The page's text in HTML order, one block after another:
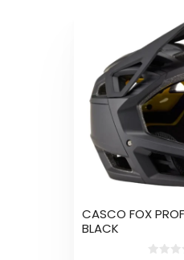
CASCO FOX
BLACK
múltiples
variantes.
Las
opciones
se
pueden
elegir
la
página